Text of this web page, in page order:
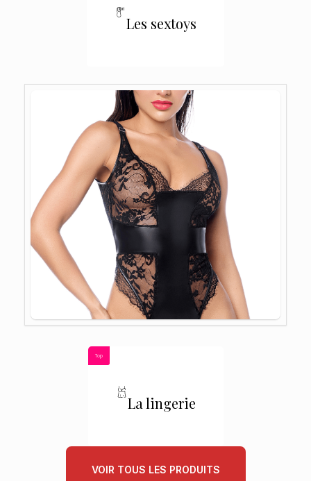
Les sextoys
La lingerie
Top
VOIR TOUS LES PRODUITS